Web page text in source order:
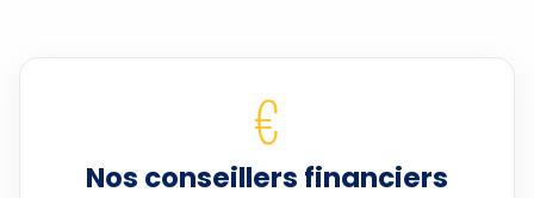
€
Nos conseillers financiers